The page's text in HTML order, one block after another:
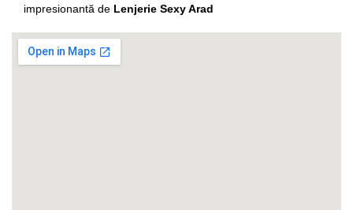
impresionantă de Lenjerie Sexy Arad